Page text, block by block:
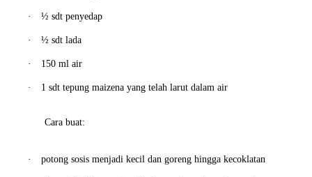
· ½ sdt penyedap
· ½ sdt lada
· 150 ml air
· 1 sdt tepung maizena yang telah larut dalam air
Cara buat:
· potong sosis menjadi kecil dan goreng hingga kecoklatan